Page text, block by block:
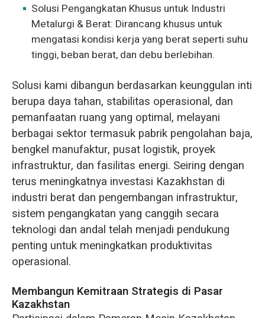
Solusi Pengangkatan Khusus untuk Industri
Metalurgi & Berat: Dirancang khusus untuk
mengatasi kondisi kerja yang berat seperti suhu
tinggi, beban berat, dan debu berlebihan.
Solusi kami dibangun berdasarkan keunggulan inti
berupa daya tahan, stabilitas operasional, dan
pemanfaatan ruang yang optimal, melayani
berbagai sektor termasuk pabrik pengolahan baja,
bengkel manufaktur, pusat logistik, proyek
infrastruktur, dan fasilitas energi. Seiring dengan
terus meningkatnya investasi Kazakhstan di
industri berat dan pengembangan infrastruktur,
sistem pengangkatan yang canggih secara
teknologi dan andal telah menjadi pendukung
penting untuk meningkatkan produktivitas
operasional.
Membangun Kemitraan Strategis di Pasar
Kazakhstan